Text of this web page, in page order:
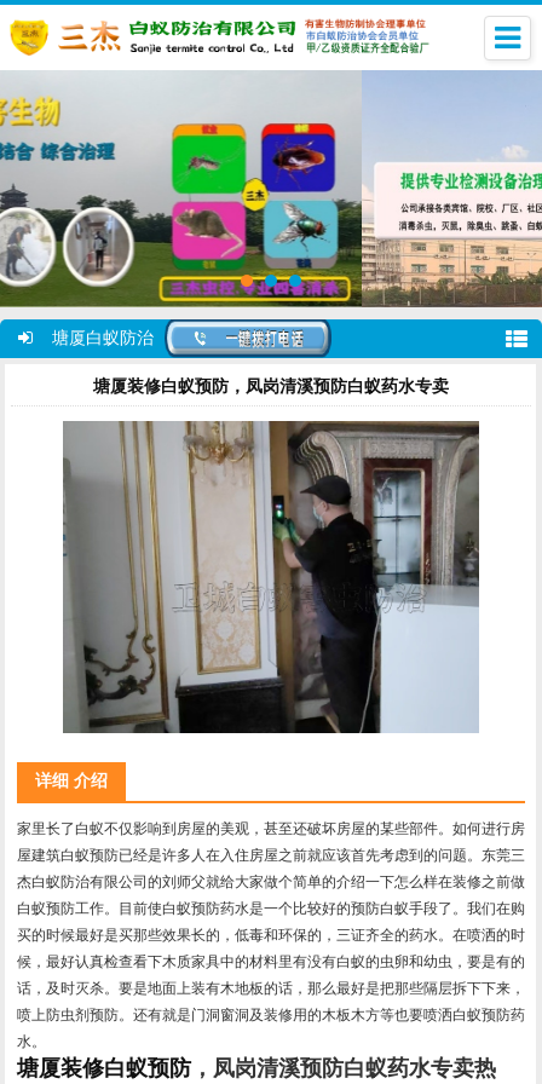
塘厦白蚁防治
塘厦装修白蚁预防，凤岗清溪预防白蚁药水专卖
详细 介绍
家里长了白蚁不仅影响到房屋的美观，甚至还破坏房屋的某些部件。如何进行房
屋建筑白蚁预防已经是许多人在入住房屋之前就应该首先考虑到的问题。东莞三
杰白蚁防治有限公司的刘师父就给大家做个简单的介绍一下怎么样在装修之前做
白蚁预防工作。目前使白蚁预防药水是一个比较好的预防白蚁手段了。我们在购
买的时候最好是买那些效果长的，低毒和环保的，三证齐全的药水。在喷洒的时
候，最好认真检查看下木质家具中的材料里有没有白蚁的虫卵和幼虫，要是有的
话，及时灭杀。要是地面上装有木地板的话，那么最好是把那些隔层拆下下来，
喷上防虫剂预防。还有就是门洞窗洞及装修用的木板木方等也要喷洒白蚁预防药
水。
塘厦装修白蚁预防，凤岗清溪预防白蚁药水专卖热